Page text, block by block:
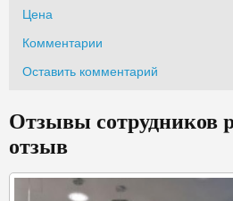
Цена
Комментарии
Оставить комментарий
Отзывы сотрудников
отзыв